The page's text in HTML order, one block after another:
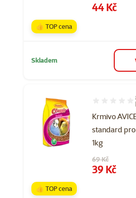
Cena
44 Kč
👍 TOP cena
Skladem
Krmivo
standard
1kg
Hodnocení
Původní cena
69 Kč
Cena
39 Kč
👍 TOP cena